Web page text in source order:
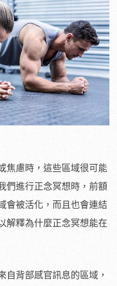
焦慮時，這些區域很可能
們進行正念冥想時，前額
會被活化，而且也會連結
解釋為什麼正念冥想能在
自背部感官訊息的區域，